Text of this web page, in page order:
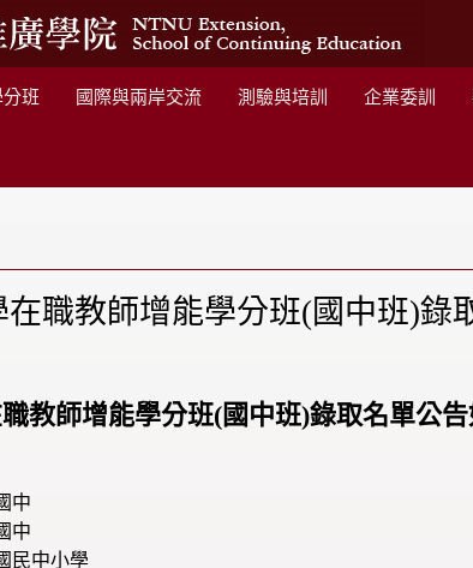
班 國際與兩岸交流 測驗與培訓 企業委訓
職教師增能學分班(國中班)錄
教師增能學分班(國中班)錄取名單公
中
中
民中小學